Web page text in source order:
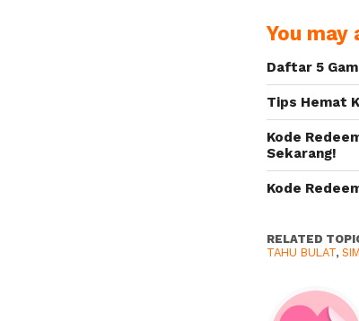
yang
You may
Daftar 5
Tips Hemat
Kode
Sekarang!
Kode
RELATED
TAHU BULAT,